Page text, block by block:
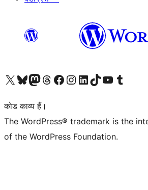
Visit our X (formerly Twitter) account
हमारे बलुस्की खाते पर जाएँVisit our Mastodon account
हमारे थ्रेड्स अकाउंट पर जाएंहमारे फेसबुक पेज पर जाएँहमारे इंस्टाग्राम अकाउंट पर जाएंहमारे लिंक्डइन खाते पर जाएँहमारे टिकटॉक खाते पर जाएँहमारे यूट्यूब चैनल पर जाएंहमारे Tumblr खाते पर जाएँ
कोड काव्य हैं।
The WordPress® trademark is the
of the WordPress Foundation.